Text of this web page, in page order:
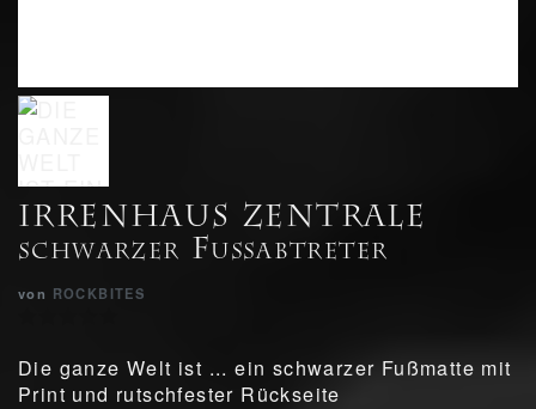
IRRENHAUS ZENTRALE
schwarzer Fußabtreter
von ROCKBITES
Die ganze Welt ist ... ein schwarzer Fußmatte mit
Print und rutschfester Rückseite